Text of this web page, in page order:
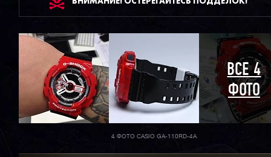
ВСЕ 4
ФОТО
4 ФОТО CASIO GA-110RD-4A